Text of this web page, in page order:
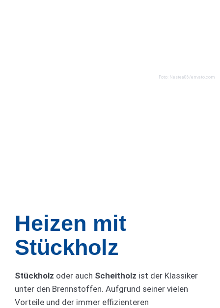
Foto: Nestea06/envato.com
Heizen mit
Stückholz
Stückholz oder auch Scheitholz ist der Klassiker
unter den Brennstoffen. Aufgrund seiner vielen
Vorteile und der immer effizienteren